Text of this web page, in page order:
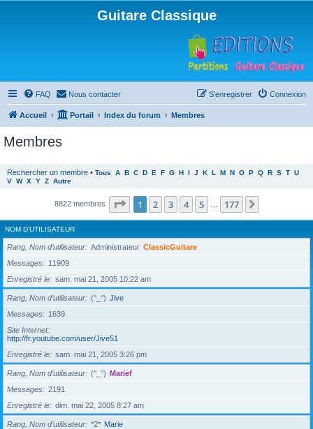
Guitare Classique
FAQ Nous contacter Connexion
S’enregistrer
Accueil Portail Index du forum Membres
Membres
Rechercher un membre • Tous A B C D E F G H I J K L M N O P Q R S T U
V W X Y Z Autre
8822 membres Page 1sur177
1 2 3 4 5 177
NOM D’UTILISATEUR
Rang, Nom d’utilisateur Administrateur ClassicGuitare
Messages
11909
Enregistré le
sam. mai 21, 2005 10:22 am
Rang, Nom d’utilisateur (°_°) Jive
Messages
1639
Site Internet
http://fr.youtube.com/user/Jive51
Enregistré le
sam. mai 21, 2005 3:26 pm
Rang, Nom d’utilisateur (°_°) Marief
Messages
2191
Enregistré le
dim. mai 22, 2005 8:27 am
Rang, Nom d’utilisateur *2* Marie